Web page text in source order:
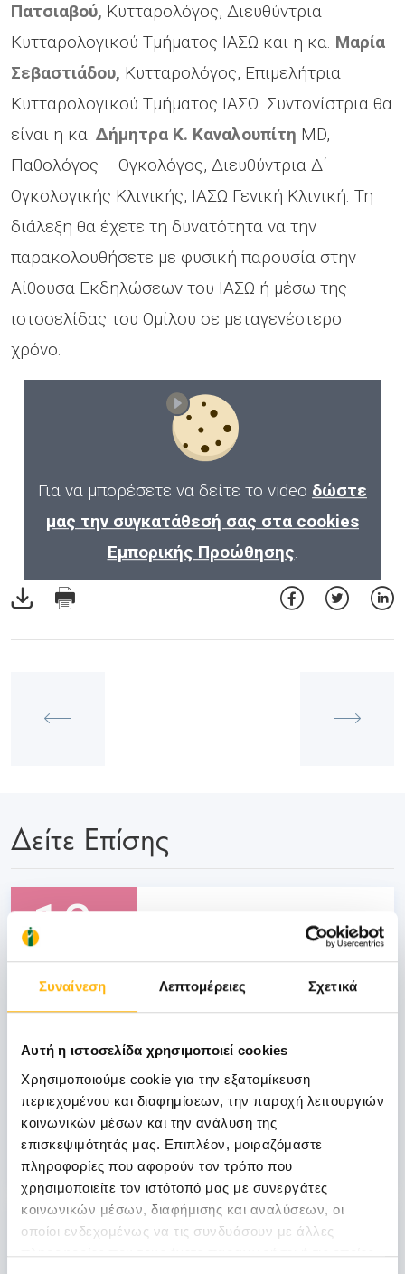
Συναίνεση Λεπτομέρειες Σχετικά
Αυτή η ιστοσελίδα χρησιμοποιεί cookies
Χρησιμοποιούμε cookie για την εξατομίκευση
περιεχομένου και διαφημίσεων, την παροχή λειτουργιών
κοινωνικών μέσων και την ανάλυση της
επισκεψιμότητάς μας. Επιπλέον, μοιραζόμαστε
πληροφορίες που αφορούν τον τρόπο που
χρησιμοποιείτε τον ιστότοπό μας με συνεργάτες
κοινωνικών μέσων, διαφήμισης και αναλύσεων, οι
οποίοι ενδεχομένως να τις συνδυάσουν με άλλες
πληροφορίες που τους έχετε παραχωρήσει ή τις οποίες
Πατσιαβού, Κυτταρολόγος, Διευθύντρια
Κυτταρολογικού Τμήματος ΙΑΣΩ και η κα. Μαρία
Σεβαστιάδου, Κυτταρολόγος, Επιμελήτρια
Κυτταρολογικού Τμήματος ΙΑΣΩ. Συντονίστρια θα
είναι η κα. Δήμητρα Κ. Καναλουπίτη MD,
Παθολόγος – Ογκολόγος, Διευθύντρια Δ΄
Ογκολογικής Κλινικής, ΙΑΣΩ Γενική Κλινική. Τη
διάλεξη θα έχετε τη δυνατότητα να την
παρακολουθήσετε με φυσική παρουσία στην
Αίθουσα Εκδηλώσεων του ΙΑΣΩ ή μέσω της
ιστοσελίδας του Ομίλου σε μεταγενέστερο
χρόνο.
Για να μπορέσετε να δείτε το video δώστε
μας την συγκατάθεσή σας στα cookies
Εμπορικής Προώθησης.
Δείτε Επίσης
18
Ιανουαρίου
1η Επιστημονική Ημερίδα Μαιευτικής-
Γυναικολογίας & Χειρουργικής ΙΑΣΩ &
ΙΑΣΩ Θεσσαλίας, 18.01.14, ΙΑΣΩ
Θεσσαλίας, Λάρισα
Μάθετε Περισσότερα
18